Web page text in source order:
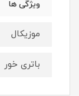
ویژگی ها
موزیکال
باتری خور